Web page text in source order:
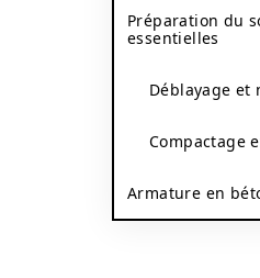
Préparation du
essentielles
Déblayage et
Compactage
Armature en